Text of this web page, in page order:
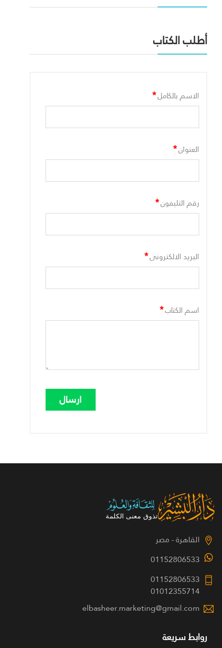
أطلب الكتاب
الاسم بالكامل*
العنوان*
رقم التليفون*
البريد الالكترونى*
اسم الكتاب*
القاهرة - مصر
01152806533
01152806533
01012355714
elbasheer.marketing@gmail.com
روابط سريعة